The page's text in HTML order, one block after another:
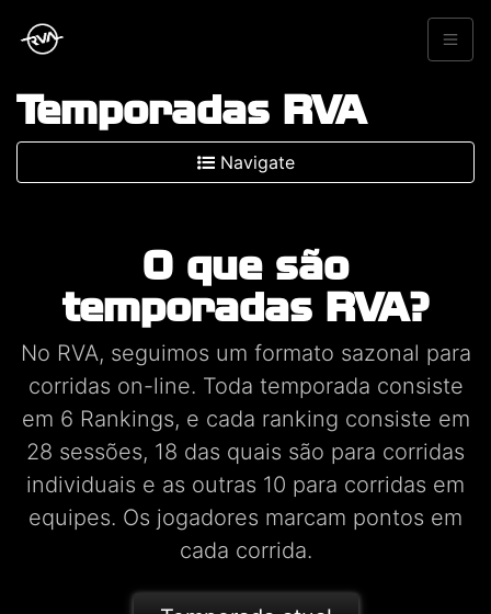
Temporadas RVA
Navigate
O que são
temporadas RVA?
No RVA, seguimos um formato sazonal para
corridas on-line. Toda temporada consiste
em 6 Rankings, e cada ranking consiste em
28 sessões, 18 das quais são para corridas
individuais e as outras 10 para corridas em
equipes. Os jogadores marcam pontos em
cada corrida.